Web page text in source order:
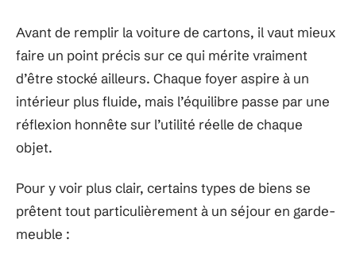
Avant de remplir la voiture de cartons, il vaut mieux
faire un point précis sur ce qui mérite vraiment
d’être stocké ailleurs. Chaque foyer aspire à un
intérieur plus fluide, mais l’équilibre passe par une
réflexion honnête sur l’utilité réelle de chaque
objet.
Pour y voir plus clair, certains types de biens se
prêtent tout particulièrement à un séjour en garde-
meuble :